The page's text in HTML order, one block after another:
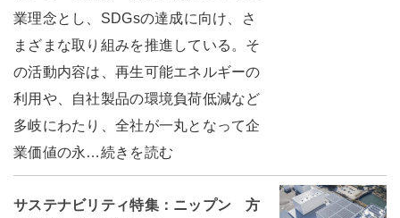
業理念とし、SDGsの達成に向け、さ
まざまな取り組みを推進している。そ
の活動内容は、再生可能エネルギーの
利用や、自社製品の環境負荷低減など
多岐にわたり、全社が一丸となって企
業価値の永…続きを読む
サステナビリティ特集：ニップン 方